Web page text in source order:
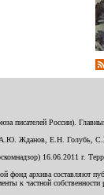
писателей России).
А.Ю. Жданов, Е.Н. Голубь,
16.06.2011 г.
фонд архива составляют
к частной собственности